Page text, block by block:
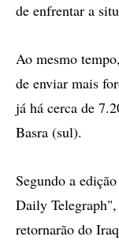
de enfrentar a
Ao mesmo
de enviar mais
já há cerca de
Basra (sul).
Segundo a
Daily
retornarão do